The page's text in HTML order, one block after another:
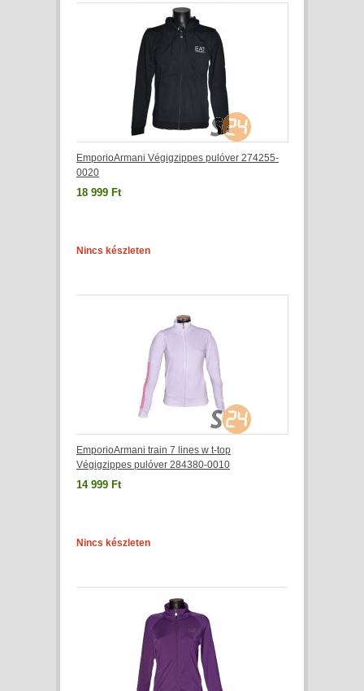
EmporioArmani Végigzippes pulóver 274255-
0020
18 999 Ft
Nincs készleten
EmporioArmani train 7 lines w t-top
Végigzippes pulóver 284380-0010
14 999 Ft
Nincs készleten